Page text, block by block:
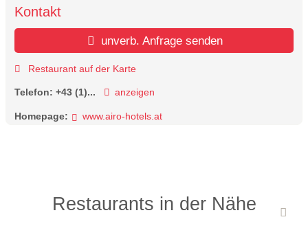
Kontakt
unverb. Anfrage senden
Restaurant auf der Karte
Telefon: +43 (1)... anzeigen
Homepage: www.airo-hotels.at
Restaurants in der Nähe